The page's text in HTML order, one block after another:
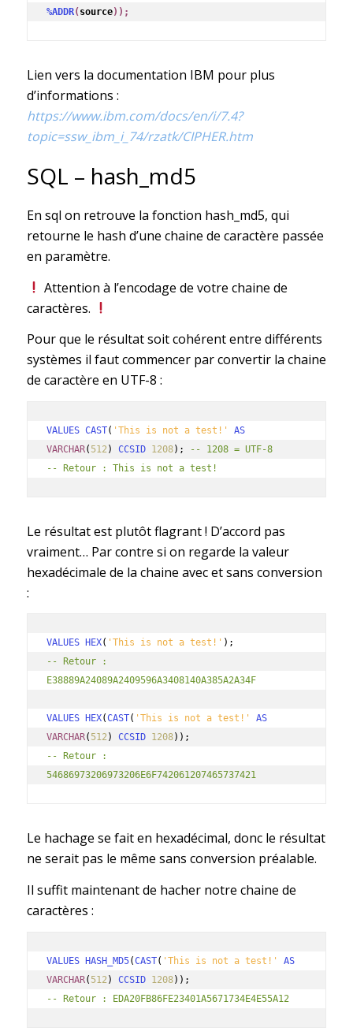
%ADDR( source));
Lien vers la documentation IBM pour plus
d’informations :
https://www.ibm.com/docs/en/i/7.4?
topic=ssw_ibm_i_74/rzatk/CIPHER.htm
SQL – hash_md5
En sql on retrouve la fonction hash_md5, qui
retourne le hash d’une chaine de caractère passée
en paramètre.
Attention à l’encodage de votre chaine de
caractères.
Pour que le résultat soit cohérent entre différents
systèmes il faut commencer par convertir la chaine
de caractère en UTF-8 :
VALUES CAST( 'This is not a test!'
AS
VARCHAR( 512 ) CCSID 1208);
-- 1208 = UTF-8
-- Retour : This is not a test!
Le résultat est plutôt flagrant ! D’accord pas
vraiment… Par contre si on regarde la valeur
hexadécimale de la chaine avec et sans conversion
:
VALUES HEX( 'This is not a test!' );
-- Retour :
E38889A24089A2409596A3408140A385A2A34F
VALUES HEX(CAST( 'This is not a test!'
AS
VARCHAR( 512) CCSID 1208));
-- Retour :
54686973206973206E6F742061207465737421
Le hachage se fait en hexadécimal, donc le résultat
ne serait pas le même sans conversion préalable.
Il suffit maintenant de hacher notre chaine de
caractères :
VALUES HASH_MD5(CAST( 'This is not a test!'
AS
VARCHAR( 512 ) CCSID 1208));
-- Retour :
EDA20FB86FE23401A5671734E4E55A12